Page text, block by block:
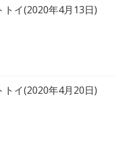
トイ(2020年4月13日)
トイ(2020年4月20日)